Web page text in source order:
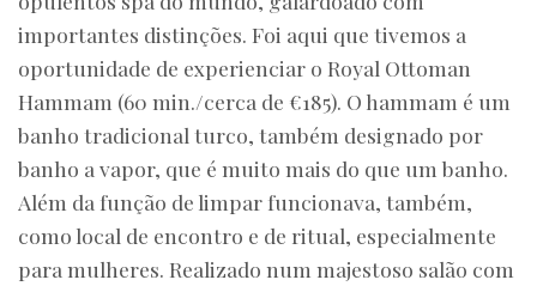
importantes distinções. Foi aqui que tivemos a
oportunidade de experienciar o Royal Ottoman
Hammam (60 min./cerca de €185). O hammam é um
banho tradicional turco, também designado por
banho a vapor, que é muito mais do que um banho.
Além da função de limpar funcionava, também,
como local de encontro e de ritual, especialmente
para mulheres. Realizado num majestoso salão com